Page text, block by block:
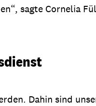
sagte Cornelia
Dahin sind